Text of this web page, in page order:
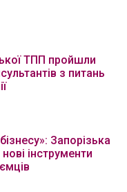
ТПП пройшли
з питань
Запорізька
інструменти